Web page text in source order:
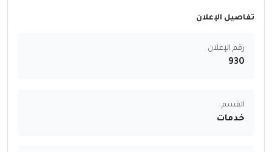
تفاصيل الإعلان
رقم الإعلان
930
القسم
خدمات